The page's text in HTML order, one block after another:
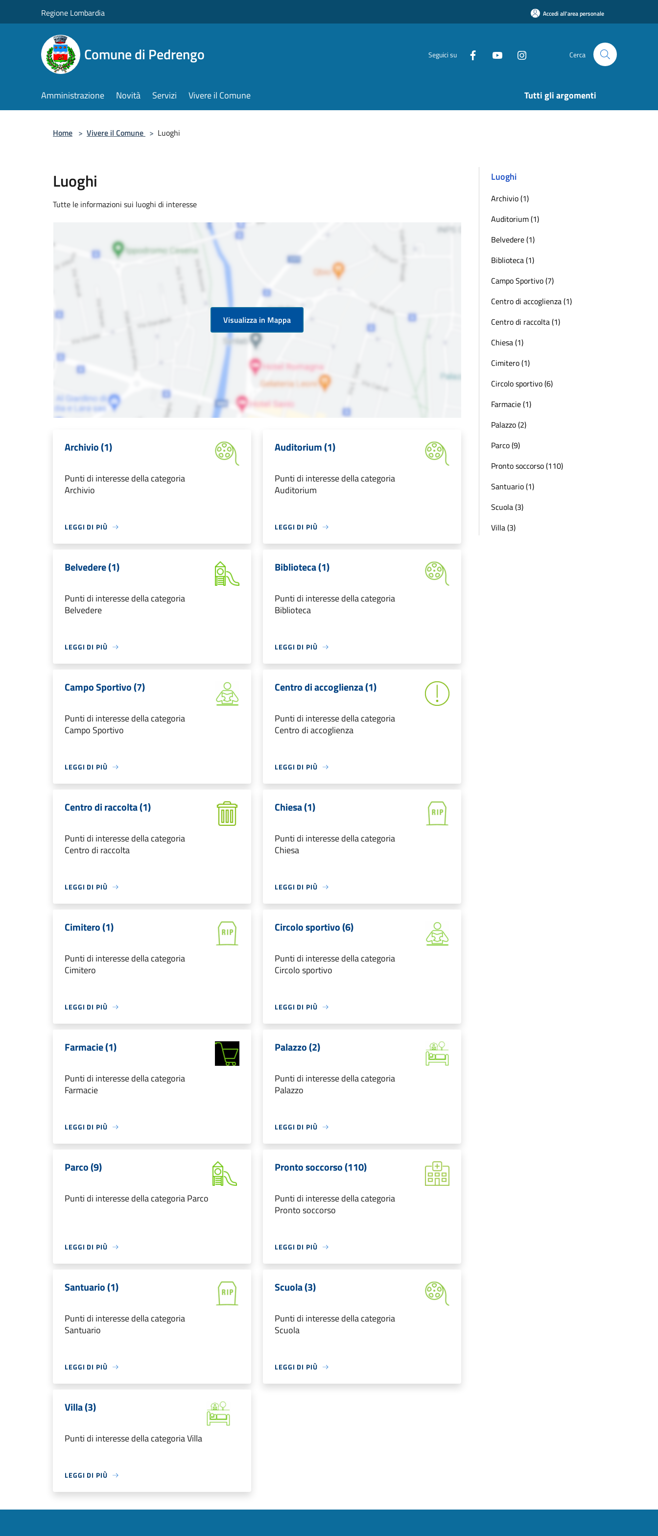
Regione Lombardia Accedi all'area personale
Comune di Pedrengo Seguici su Cerca
Amministrazione Novità Servizi Vivere il Comune Tutti gli argomenti
Home > Vivere il Comune > Luoghi
Luoghi
Tutte le informazioni sui luoghi di interesse
Visualizza in Mappa
Archivio (1)
Punti di interesse della categoria
Archivio
LEGGI DI PIÙ
Auditorium (1)
Punti di interesse della categoria
Auditorium
LEGGI DI PIÙ
Belvedere (1)
Punti di interesse della categoria
Belvedere
LEGGI DI PIÙ
Biblioteca (1)
Punti di interesse della categoria
Biblioteca
LEGGI DI PIÙ
Campo Sportivo (7)
Punti di interesse della categoria
Campo Sportivo
LEGGI DI PIÙ
Centro di accoglienza (1)
Punti di interesse della categoria
Centro di accoglienza
LEGGI DI PIÙ
Centro di raccolta (1)
Punti di interesse della categoria
Centro di raccolta
LEGGI DI PIÙ
Chiesa (1)
Punti di interesse della categoria
Chiesa
LEGGI DI PIÙ
Cimitero (1)
Punti di interesse della categoria
Cimitero
LEGGI DI PIÙ
Circolo sportivo (6)
Punti di interesse della categoria
Circolo sportivo
LEGGI DI PIÙ
Farmacie (1)
Punti di interesse della categoria
Farmacie
LEGGI DI PIÙ
Palazzo (2)
Punti di interesse della categoria
Palazzo
LEGGI DI PIÙ
Parco (9)
Punti di interesse della categoria Parco
LEGGI DI PIÙ
Pronto soccorso (110)
Punti di interesse della categoria
Pronto soccorso
LEGGI DI PIÙ
Santuario (1)
Punti di interesse della categoria
Santuario
LEGGI DI PIÙ
Scuola (3)
Punti di interesse della categoria
Scuola
LEGGI DI PIÙ
Villa (3)
Punti di interesse della categoria Villa
LEGGI DI PIÙ
Luoghi
Archivio (1)
Auditorium (1)
Belvedere (1)
Biblioteca (1)
Campo Sportivo (7)
Centro di accoglienza (1)
Centro di raccolta (1)
Chiesa (1)
Cimitero (1)
Circolo sportivo (6)
Farmacie (1)
Palazzo (2)
Parco (9)
Pronto soccorso (110)
Santuario (1)
Scuola (3)
Villa (3)